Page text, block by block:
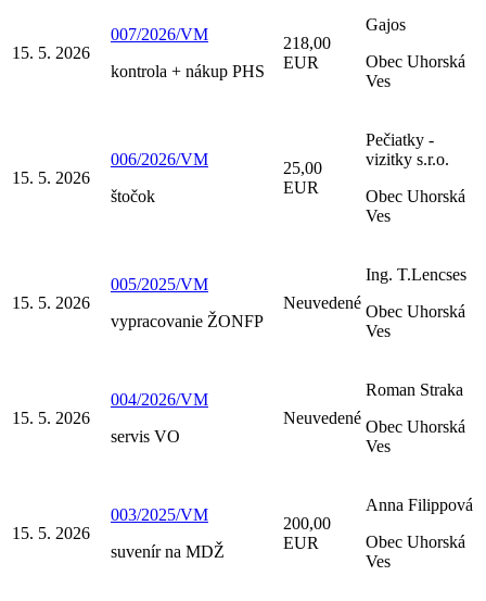
15. 5. 2026
007/2026/VM
kontrola + nákup PHS
218,00
EUR
Gajos
Obec Uhorská
Ves
15. 5. 2026
006/2026/VM
štočok
25,00
EUR
Pečiatky -
vizitky s.r.o.
Obec Uhorská
Ves
15. 5. 2026
005/2025/VM
vypracovanie ŽONFP
Neuvedené
Ing. T.Lencses
Obec Uhorská
Ves
15. 5. 2026
004/2026/VM
servis VO
Neuvedené
Roman Straka
Obec Uhorská
Ves
15. 5. 2026
003/2025/VM
suvenír na MDŽ
200,00
EUR
Anna Filippová
Obec Uhorská
Ves